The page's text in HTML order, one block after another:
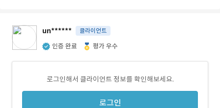
un****** 클라이언트
인증 완료 평가 우수
로그인해서 클라이언트 정보를 확인해보세요.
로그인